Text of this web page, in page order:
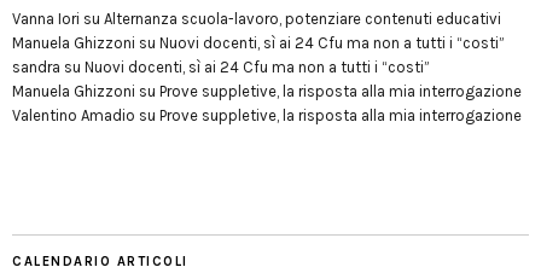
Vanna Iori su Alternanza scuola-lavoro, potenziare contenuti educativi
Manuela Ghizzoni su Nuovi docenti, sì ai 24 Cfu ma non a tutti i “costi”
sandra su Nuovi docenti, sì ai 24 Cfu ma non a tutti i “costi”
Manuela Ghizzoni su Prove suppletive, la risposta alla mia interrogazione
Valentino Amadio su Prove suppletive, la risposta alla mia interrogazione
CALENDARIO ARTICOLI